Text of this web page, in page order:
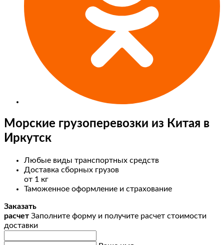
Морские грузоперевозки из Китая в
Иркутск
Любые виды транспортных средств
Доставка сборных грузов
от 1 кг
Таможенное оформление и страхование
Заказать
расчет Заполните форму и получите расчет стоимости
доставки